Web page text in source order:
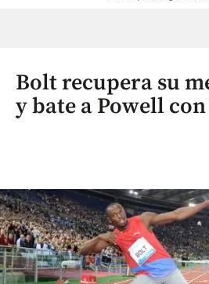
Bolt recupera su
y bate a Powell con